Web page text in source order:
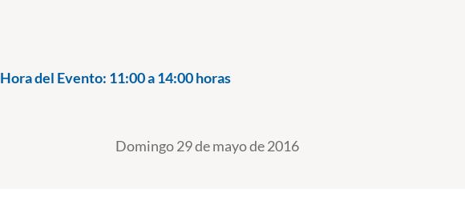
Hora del Evento: 11:00 a 14:00 horas
Domingo 29 de mayo de 2016